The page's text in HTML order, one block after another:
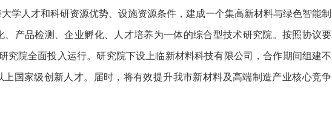
学人才和科研资源优势、设施资源条件，建成一个集高新材料与绿色智能制
产品检测、企业孵化、人才培养为一体的综合型技术研究院。按照协议要
究院全面投入运行。研究院下设上临新材料科技有限公司，合作期间组建不
国家级创新人才。届时，将有效提升我市新材料及高端制造产业核心竞争